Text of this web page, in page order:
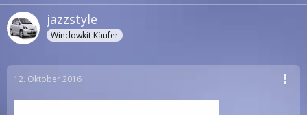
jazzstyle
Windowkit Käufer
12. Oktober 2016